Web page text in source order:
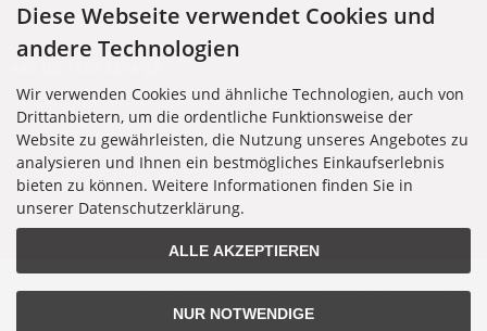
SUPPORTHOTLINE
Zu laufenden Aufträgen oder Fragen allgemein:
Montag, Dienstag, Donnerstag, Freitag: 10:00 - 16:00 Uhr
Mittwoch: 10:00 - 18:00 Uhr
* Kosten: normaler Ortstarif DE, mit Flatratevertrag natürlich kostenlos. Aus dem
Ausland fallen die jeweils geltenden Auslandsgebühren an. Anrufe aus dem Handynetz
können abweichen.
Alle Preise inkl. gesetzl. MwSt. zzgl.Versandkosten. Die durchgestrichenen Preise
entsprechen dem bisherigen Preis bei Nixgut Onlineshop
Diese Webseite verwendet Cookies und
andere Technologien
Wir verwenden Cookies und ähnliche Technologien, auch von
Drittanbietern, um die ordentliche Funktionsweise der
Website zu gewährleisten, die Nutzung unseres Angebotes zu
analysieren und Ihnen ein bestmögliches Einkaufserlebnis
bieten zu können. Weitere Informationen finden Sie in
unserer Datenschutzerklärung.
ALLE AKZEPTIEREN
NUR NOTWENDIGE